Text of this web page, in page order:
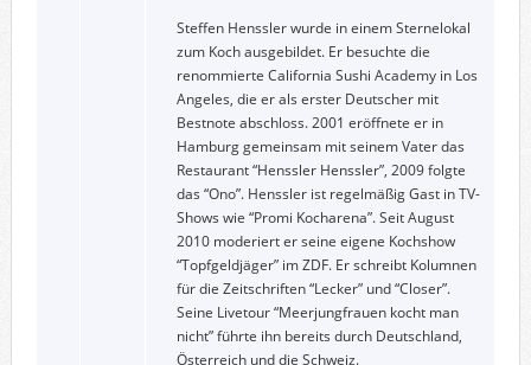
Steffen Henssler wurde in einem Sternelokal
zum Koch ausgebildet. Er besuchte die
renommierte California Sushi Academy in Los
Angeles, die er als erster Deutscher mit
Bestnote abschloss. 2001 eröffnete er in
Hamburg gemeinsam mit seinem Vater das
Restaurant “Henssler Henssler”, 2009 folgte
das “Ono”. Henssler ist regelmäßig Gast in TV-
Shows wie “Promi Kocharena”. Seit August
2010 moderiert er seine eigene Kochshow
“Topfgeldjäger” im ZDF. Er schreibt Kolumnen
für die Zeitschriften “Lecker” und “Closer”.
Seine Livetour “Meerjungfrauen kocht man
nicht” führte ihn bereits durch Deutschland,
Österreich und die Schweiz.